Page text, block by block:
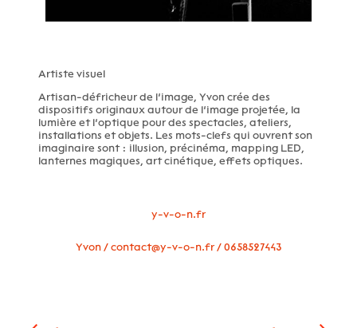
Artiste visuel
Artisan-défricheur de l’image, Yvon crée des
dispositifs originaux autour de l’image projetée, la
lumière et l’optique pour des spectacles, ateliers,
installations et objets. Les mots-clefs qui ouvrent son
imaginaire sont : illusion, précinéma, mapping LED,
lanternes magiques, art cinétique, effets optiques.
y-v-o-n.fr
Yvon / contact@y-v-o-n.fr / 0658527443